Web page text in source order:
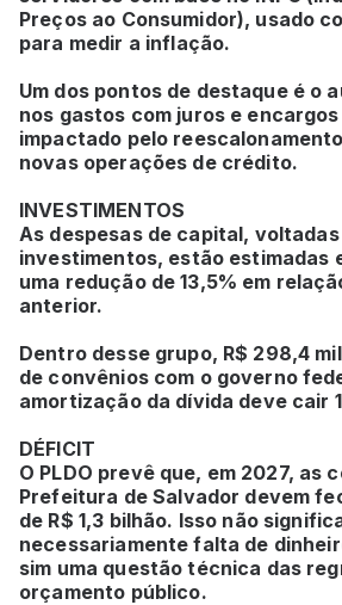
Preços ao Consumidor), usado
para medir a inflação.
Um dos pontos de destaque é o
nos gastos com juros e
impactado pelo
novas operações de crédito.
INVESTIMENTOS
As despesas de capital,
investimentos, estão estimadas
uma redução de 13,5% em
anterior.
Dentro desse grupo, R$ 298,4
de convênios com o governo
amortização da dívida deve cair
DÉFICIT
O PLDO prevê que, em 2027, as
Prefeitura de Salvador devem
de R$ 1,3 bilhão. Isso não
necessariamente falta de
sim uma questão técnica das
orçamento público.